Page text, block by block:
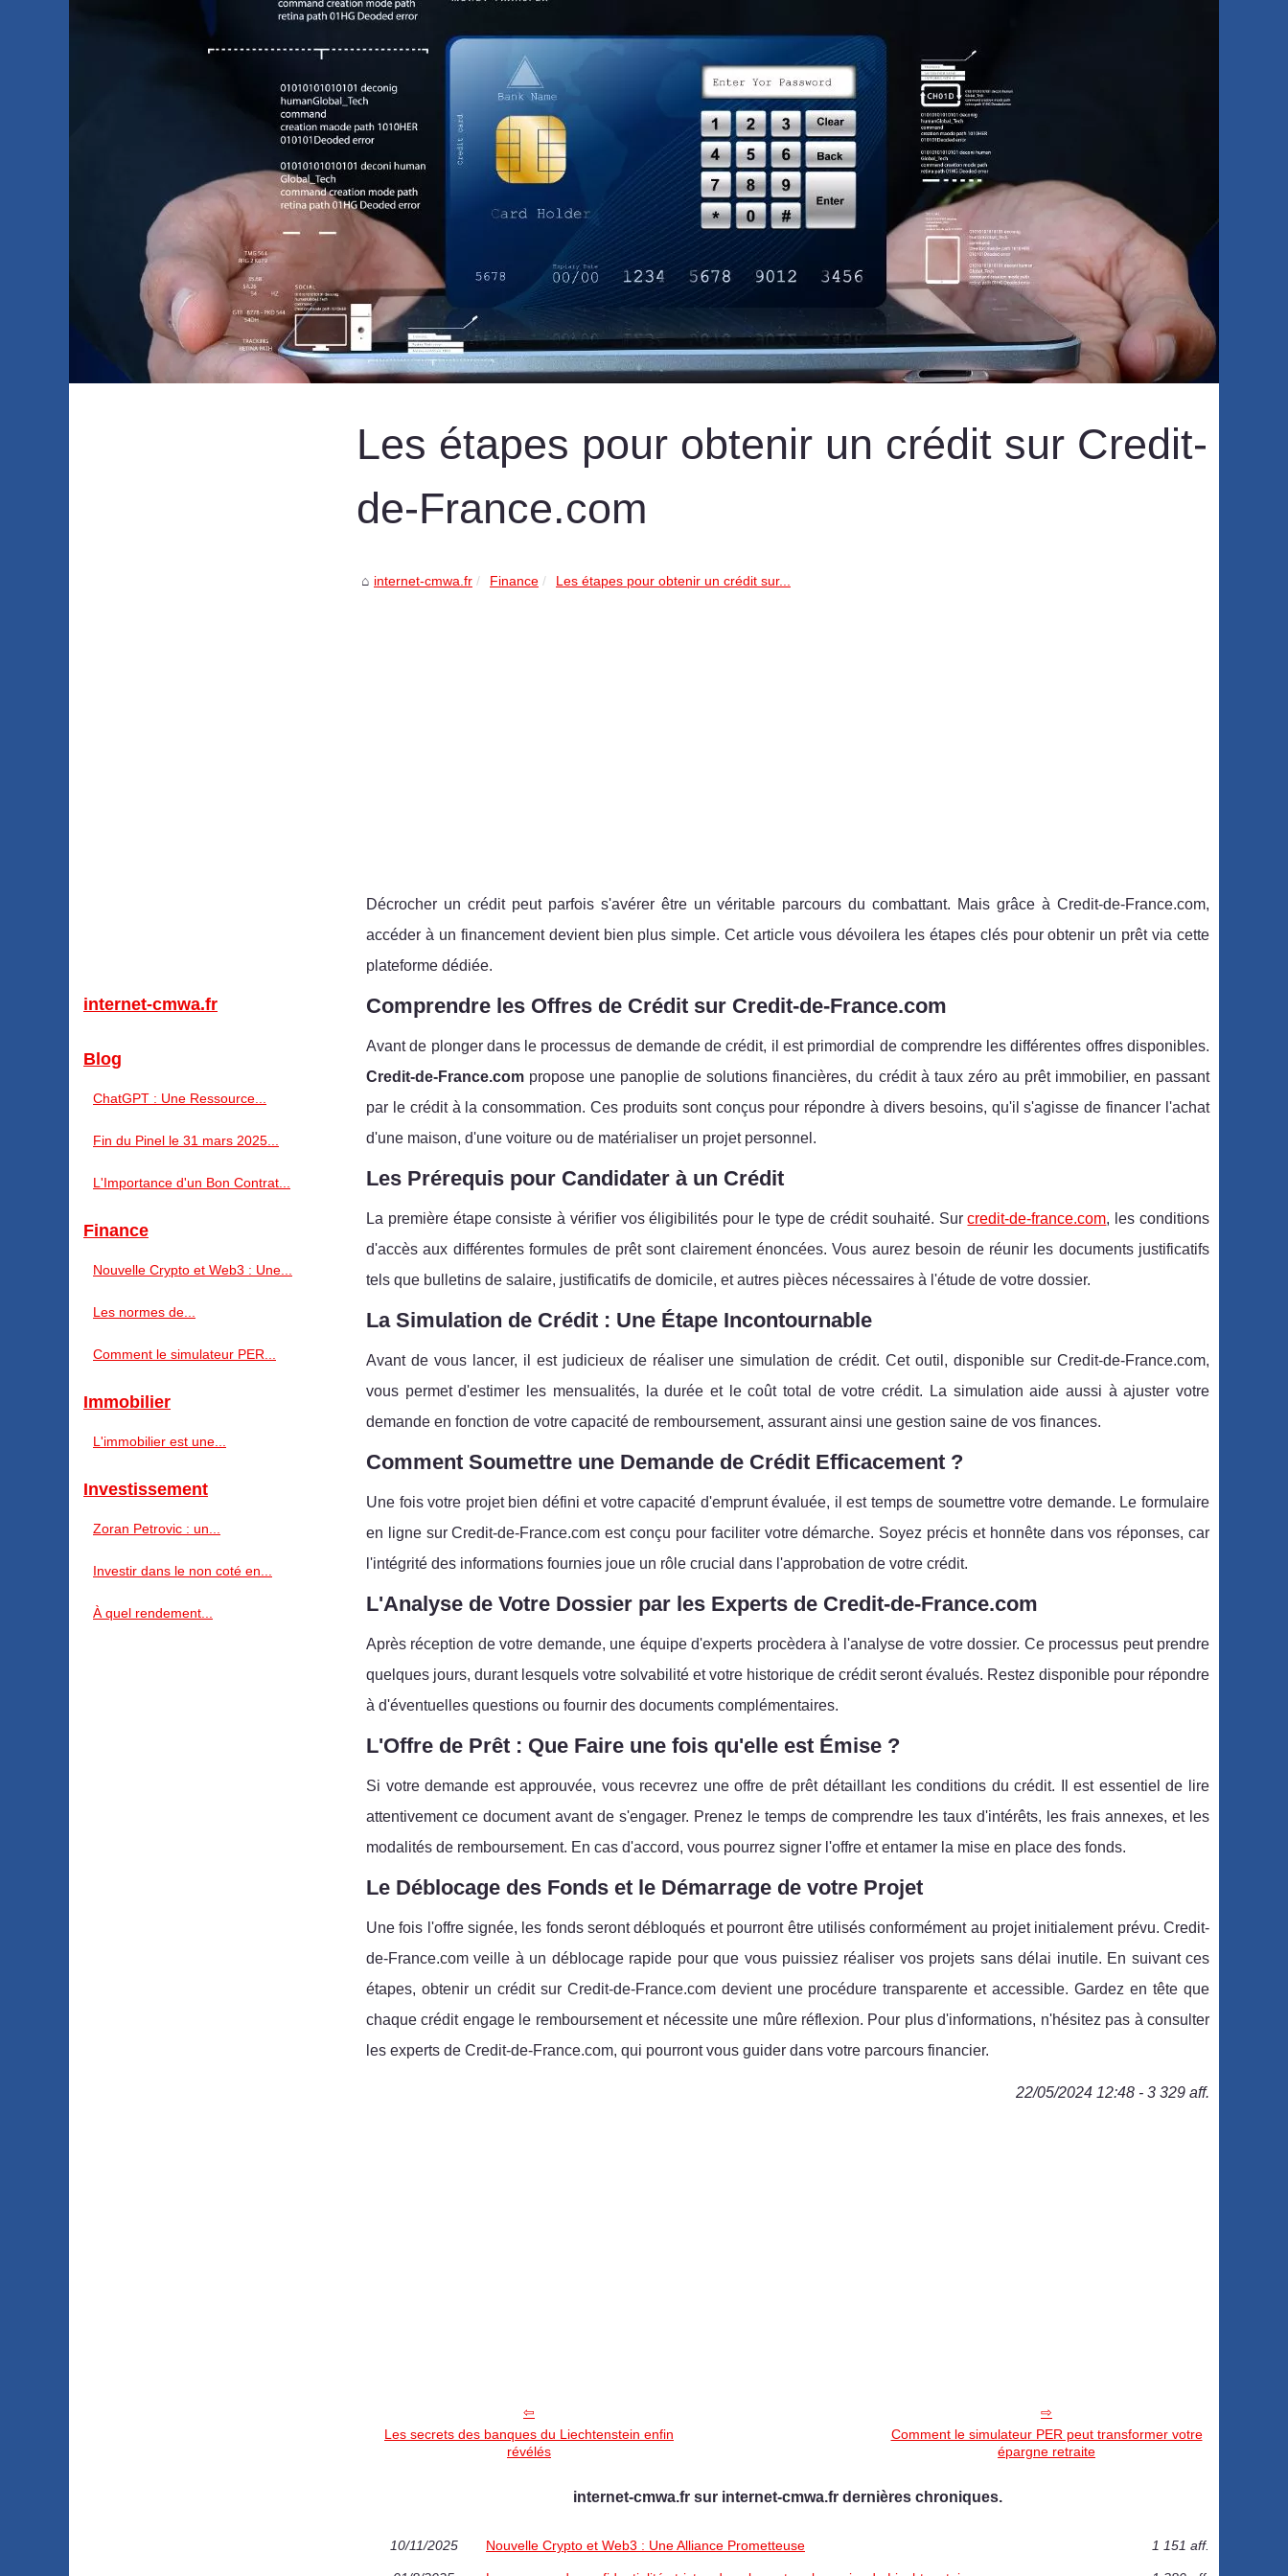
Les étapes pour obtenir un crédit sur Credit-
de-France.com
internet-cmwa.fr Finance Les étapes pour obtenir un crédit sur...
Décrocher un crédit peut parfois s'avérer être un véritable parcours du combattant. Mais grâce à Credit-de-France.com,
accéder à un financement devient bien plus simple. Cet article vous dévoilera les étapes clés pour obtenir un prêt via cette
plateforme dédiée.
Comprendre les Offres de Crédit sur Credit-de-France.com
Avant de plonger dans le processus de demande de crédit, il est primordial de comprendre les différentes offres disponibles.
Credit-de-France.com propose une panoplie de solutions financières, du crédit à taux zéro au prêt immobilier, en passant
par le crédit à la consommation. Ces produits sont conçus pour répondre à divers besoins, qu'il s'agisse de financer l'achat
d'une maison, d'une voiture ou de matérialiser un projet personnel.
Les Prérequis pour Candidater à un Crédit
La première étape consiste à vérifier vos éligibilités pour le type de crédit souhaité. Surcredit-de-france.com, les conditions
d'accès aux différentes formules de prêt sont clairement énoncées. Vous aurez besoin de réunir les documents justificatifs
tels que bulletins de salaire, justificatifs de domicile, et autres pièces nécessaires à l'étude de votre dossier.
La Simulation de Crédit : Une Étape Incontournable
Avant de vous lancer, il est judicieux de réaliser une simulation de crédit. Cet outil, disponible sur Credit-de-France.com,
vous permet d'estimer les mensualités, la durée et le coût total de votre crédit. La simulation aide aussi à ajuster votre
demande en fonction de votre capacité de remboursement, assurant ainsi une gestion saine de vos finances.
Comment Soumettre une Demande de Crédit Efficacement ?
Une fois votre projet bien défini et votre capacité d'emprunt évaluée, il est temps de soumettre votre demande. Le formulaire
en ligne sur Credit-de-France.com est conçu pour faciliter votre démarche. Soyez précis et honnête dans vos réponses, car
l'intégrité des informations fournies joue un rôle crucial dans l'approbation de votre crédit.
L'Analyse de Votre Dossier par les Experts de Credit-de-France.com
Après réception de votre demande, une équipe d'experts procèdera à l'analyse de votre dossier. Ce processus peut prendre
quelques jours, durant lesquels votre solvabilité et votre historique de crédit seront évalués. Restez disponible pour répondre
à d'éventuelles questions ou fournir des documents complémentaires.
L'Offre de Prêt : Que Faire une fois qu'elle est Émise ?
Si votre demande est approuvée, vous recevrez une offre de prêt détaillant les conditions du crédit. Il est essentiel de lire
attentivement ce document avant de s'engager. Prenez le temps de comprendre les taux d'intérêts, les frais annexes, et les
modalités de remboursement. En cas d'accord, vous pourrez signer l'offre et entamer la mise en place des fonds.
Le Déblocage des Fonds et le Démarrage de votre Projet
Une fois l'offre signée, les fonds seront débloqués et pourront être utilisés conformément au projet initialement prévu. Credit-
de-France.com veille à un déblocage rapide pour que vous puissiez réaliser vos projets sans délai inutile. En suivant ces
étapes, obtenir un crédit sur Credit-de-France.com devient une procédure transparente et accessible. Gardez en tête que
chaque crédit engage le remboursement et nécessite une mûre réflexion. Pour plus d'informations, n'hésitez pas à consulter
les experts de Credit-de-France.com, qui pourront vous guider dans votre parcours financier.
22/05/2024 12:48 - 3 329 aff.
Les secrets des banques du Liechtenstein enfin
révélés
Comment le simulateur PER peut transformer votre
épargne retraite
internet-cmwa.fr sur internet-cmwa.fr dernières chroniques.
10/11/2025 Nouvelle Crypto et Web3 : Une Alliance Prometteuse 1 151 aff.
internet-cmwa.fr
Blog
ChatGPT : Une Ressource...
Fin du Pinel le 31 mars 2025...
L'Importance d'un Bon Contrat...
Finance
Nouvelle Crypto et Web3 : Une...
Les normes de...
Comment le simulateur PER...
Immobilier
L'immobilier est une...
Investissement
Zoran Petrovic : un...
Investir dans le non coté en...
À quel rendement...